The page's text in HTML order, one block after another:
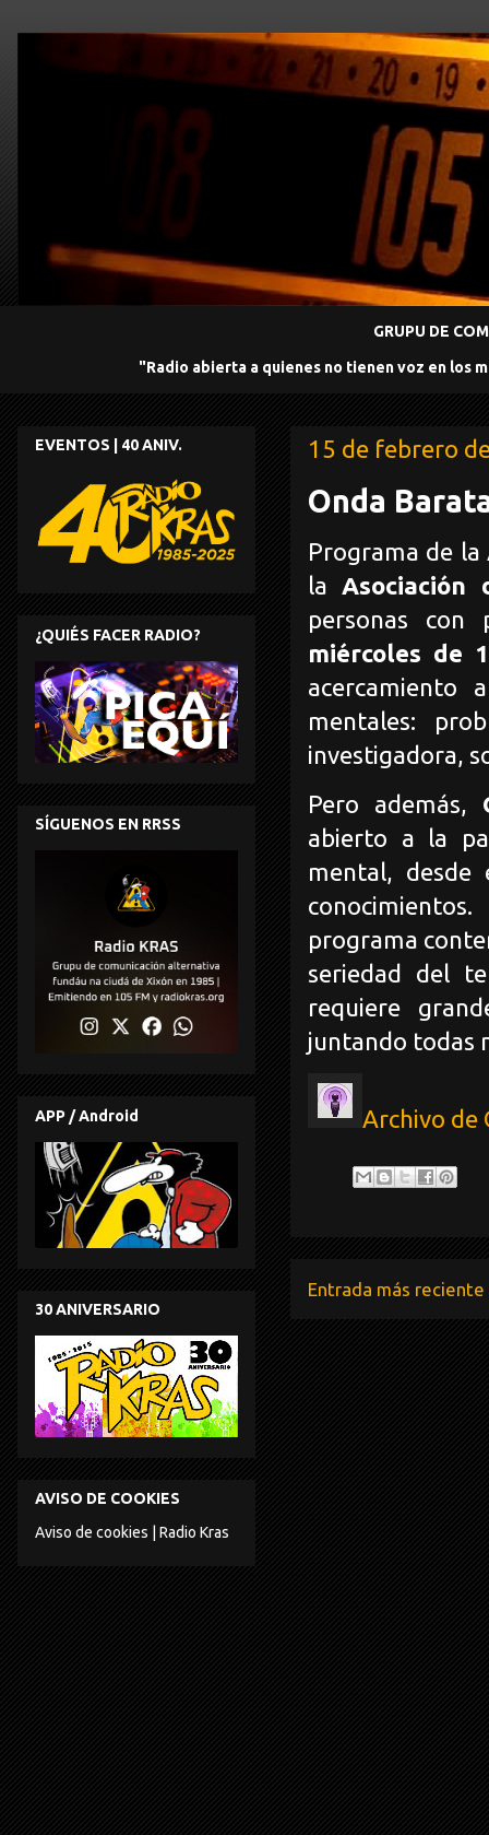
GRUPU DE
"Radio abierta a quienes no tienen voz en los
15 de febrero
Onda
Programa de la
laAsociación
personas
miércoles de
acercamiento
mentales:
investigadora,
Pero además,
abierto a la
mental, desde
programa
seriedad del
requiere
juntando todas
Archivo de
Entrada más reciente
EVENTOS | 40 ANIV.
¿QUIÉS FACER RADIO?
SÍGUENOS EN RRSS
APP / Android
30 ANIVERSARIO
AVISO DE COOKIES
Aviso de cookies | Radio Kras